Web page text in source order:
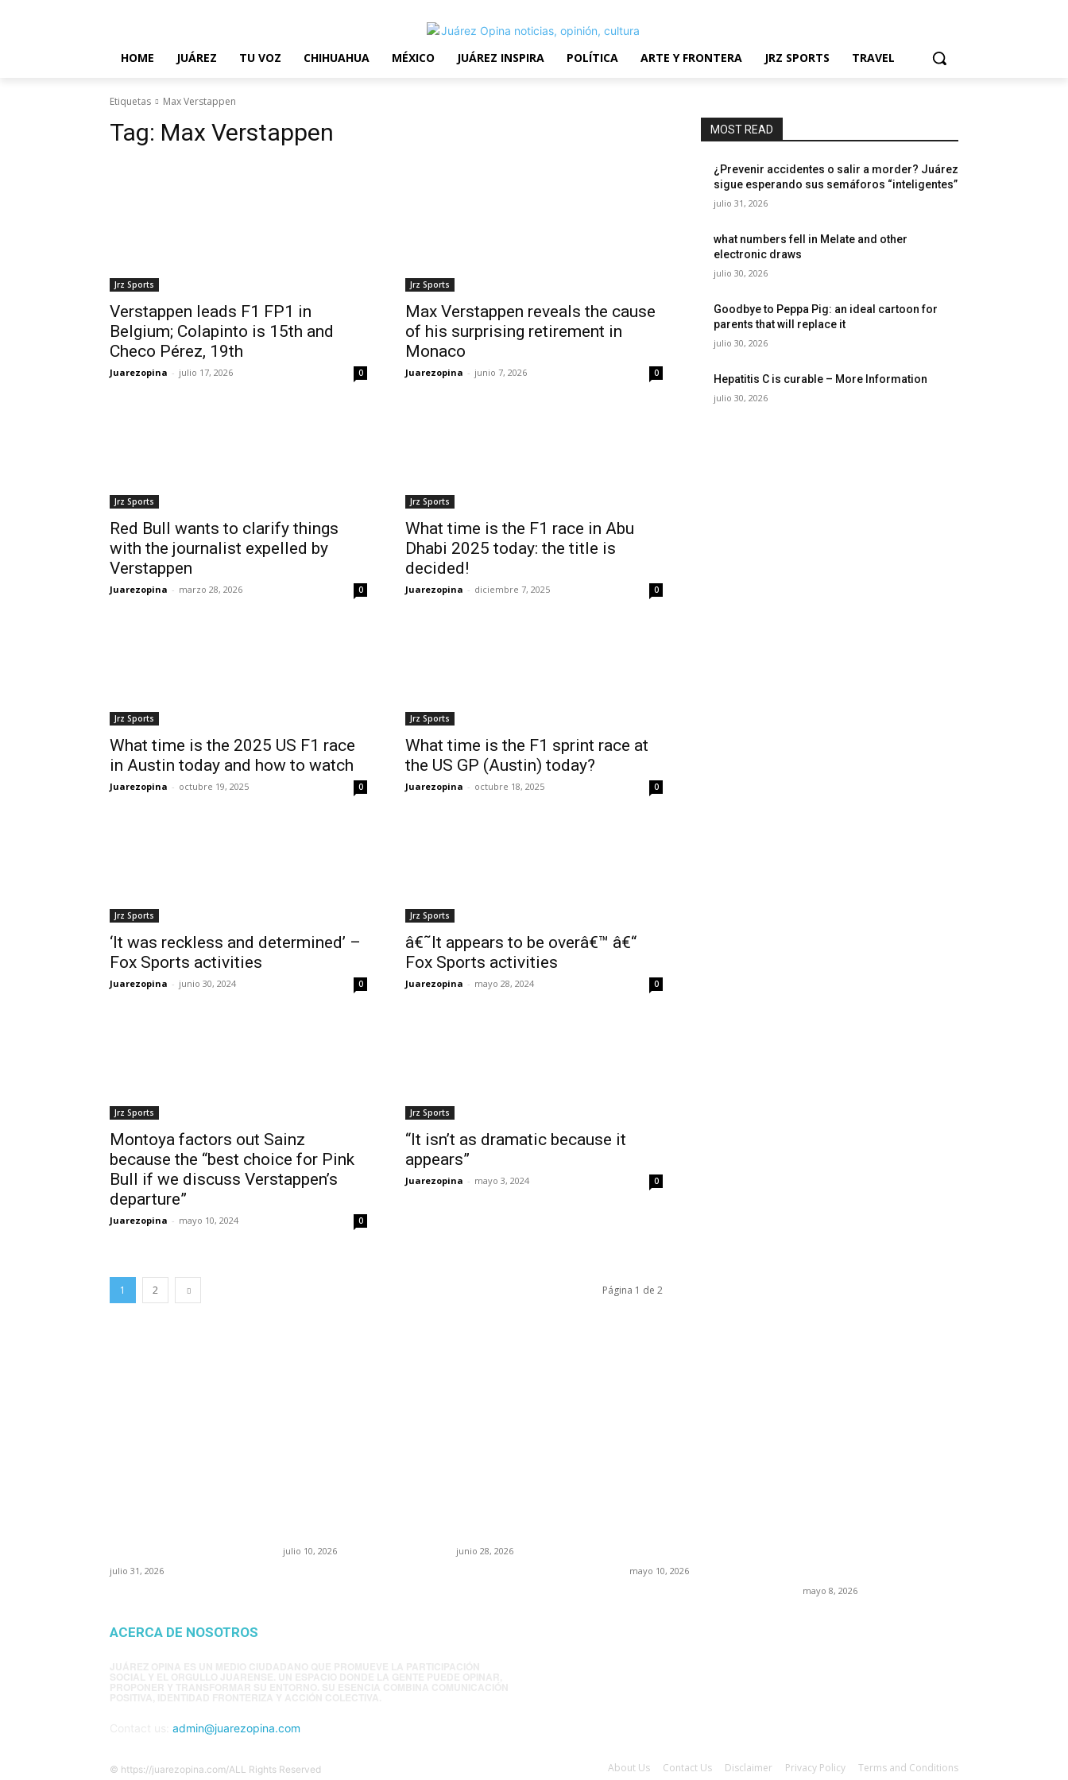
HOME JUÁREZ TU VOZ CHIHUAHUA MÉXICO JUÁREZ INSPIRA POLÍTICA ARTE Y FRONTERA JRZ SPORTS TRAVEL
Etiquetas Max Verstappen
Tag: Max Verstappen
Jrz Sports
Verstappen leads F1 FP1 in
Belgium; Colapinto is 15th and
Checo Pérez, 19th
Juarezopina - julio 17, 2026 0
Jrz Sports
Max Verstappen reveals the cause
of his surprising retirement in
Monaco
Juarezopina - junio 7, 2026 0
Jrz Sports
Red Bull wants to clarify things
with the journalist expelled by
Verstappen
Juarezopina - marzo 28, 2026 0
Jrz Sports
What time is the F1 race in Abu
Dhabi 2025 today: the title is
decided!
Juarezopina - diciembre 7, 2025 0
Jrz Sports
What time is the 2025 US F1 race
in Austin today and how to watch
Juarezopina - octubre 19, 2025 0
Jrz Sports
What time is the F1 sprint race at
the US GP (Austin) today?
Juarezopina - octubre 18, 2025 0
Jrz Sports
‘It was reckless and determined’ –
Fox Sports activities
Juarezopina - junio 30, 2024 0
Jrz Sports
â€˜It appears to be overâ€™ â€“
Fox Sports activities
Juarezopina - mayo 28, 2024 0
Jrz Sports
Montoya factors out Sainz
because the “best choice for Pink
Bull if we discuss Verstappen’s
departure”
Juarezopina - mayo 10, 2024 0
Jrz Sports
“It isn’t as dramatic because it
appears”
Juarezopina - mayo 3, 2024 0
1 2 Página 1 de 2
MOST READ
¿Prevenir accidentes o salir a morder? Juárez
sigue esperando sus semáforos “inteligentes”
julio 31, 2026
what numbers fell in Melate and other
electronic draws
julio 30, 2026
Goodbye to Peppa Pig: an ideal cartoon for
parents that will replace it
julio 30, 2026
Hepatitis C is curable – More Information
julio 30, 2026
julio 31, 2026
julio 10, 2026 junio 28, 2026
mayo 10, 2026
mayo 8, 2026
ACERCA DE NOSOTROS
admin@juarezopina.com
© https://juarezopina.com/ALL Rights Reserved About Us Contact Us Disclaimer Privacy Policy Terms and Conditions